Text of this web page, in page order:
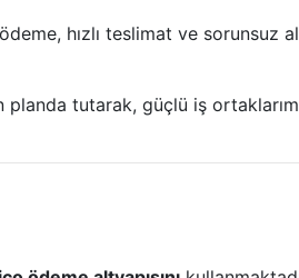
hızlı teslimat ve sorunsuz
tutarak, güçlü iş